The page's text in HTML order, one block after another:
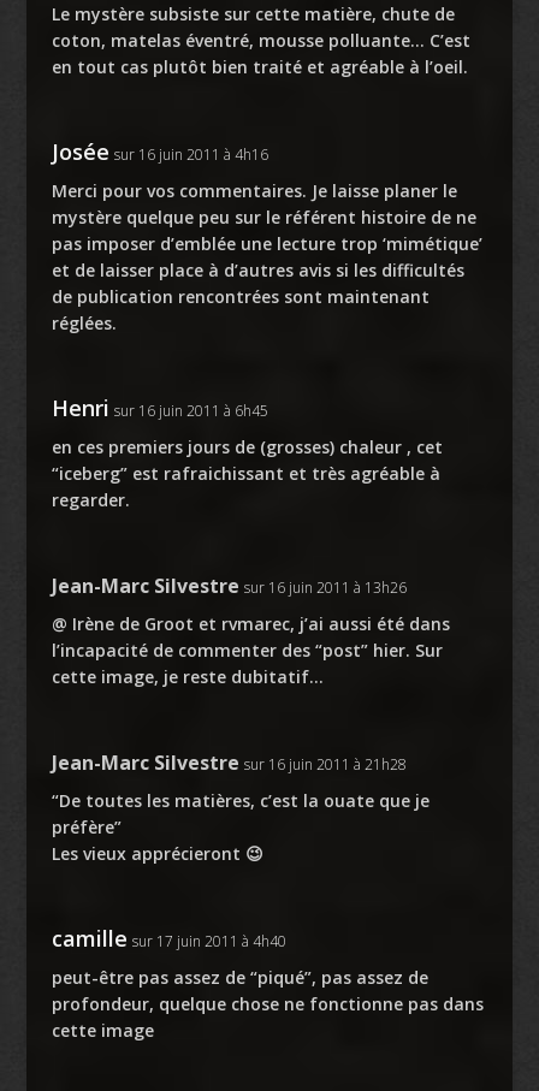
Le mystère subsiste sur cette matière, chute de
coton, matelas éventré, mousse polluante… C’est
en tout cas plutôt bien traité et agréable à l’oeil.
Josée sur 16 juin 2011 à 4h16
Merci pour vos commentaires. Je laisse planer le
mystère quelque peu sur le référent histoire de ne
pas imposer d’emblée une lecture trop ‘mimétique’
et de laisser place à d’autres avis si les difficultés
de publication rencontrées sont maintenant
réglées.
Henri sur 16 juin 2011 à 6h45
en ces premiers jours de (grosses) chaleur , cet
“iceberg” est rafraichissant et très agréable à
regarder.
Jean-Marc Silvestre sur 16 juin 2011 à 13h26
@ Irène de Groot et rvmarec, j’ai aussi été dans
l’incapacité de commenter des “post” hier. Sur
cette image, je reste dubitatif…
Jean-Marc Silvestre sur 16 juin 2011 à 21h28
“De toutes les matières, c’est la ouate que je
préfère”
Les vieux apprécieront 😉
camille sur 17 juin 2011 à 4h40
peut-être pas assez de “piqué”, pas assez de
profondeur, quelque chose ne fonctionne pas dans
cette image